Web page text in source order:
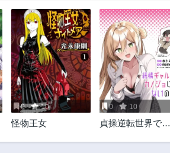
第2.1話
2年前
第2話
2年前
0 10
怪物王女
0 10
貞操逆転世界での